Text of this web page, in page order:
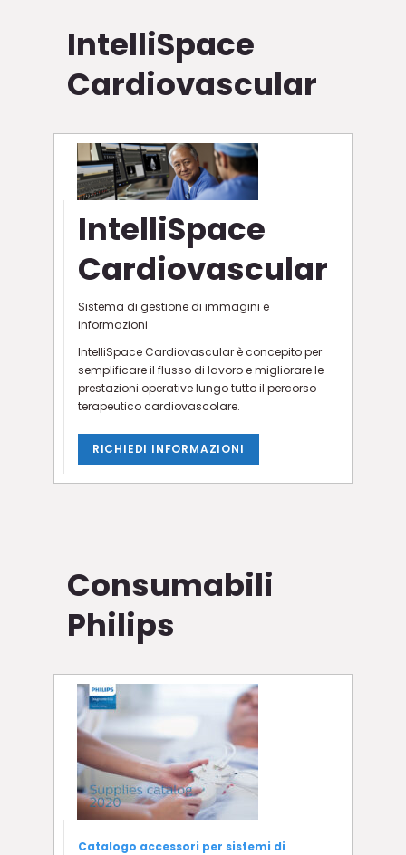
IntelliSpace
Cardiovascular
IntelliSpace
Cardiovascular
Sistema di gestione di immagini e
informazioni
IntelliSpace Cardiovascular è concepito per
semplificare il flusso di lavoro e migliorare le
prestazioni operative lungo tutto il percorso
terapeutico cardiovascolare.
RICHIEDI INFORMAZIONI
Consumabili
Philips
Catalogo accessori per sistemi di